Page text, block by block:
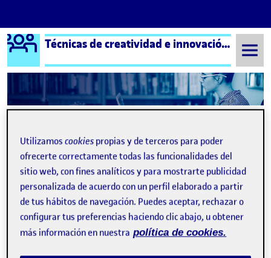
Saltar al contenido
Logo Ágora Técnicas de creatividad e innovación aula 4
Quelic Berga Carreras
Utilizamoscookies propias y de terceros para poder
ofrecerte correctamente todas las funcionalidades del
sitio web, con fines analíticos y para mostrarte publicidad
personalizada de acuerdo con un perfil elaborado a partir
de tus hábitos de navegación. Puedes aceptar, rechazar o
configurar tus preferencias haciendo clic abajo, u obtener
más información en nuestra política de cookies.